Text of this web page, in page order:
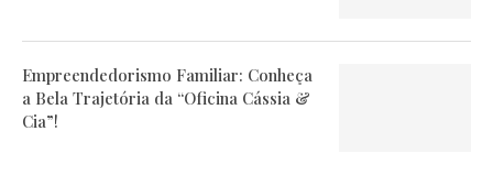
Empreendedorismo Familiar: Conheça
a Bela Trajetória da “Oficina Cássia &
Cia”!